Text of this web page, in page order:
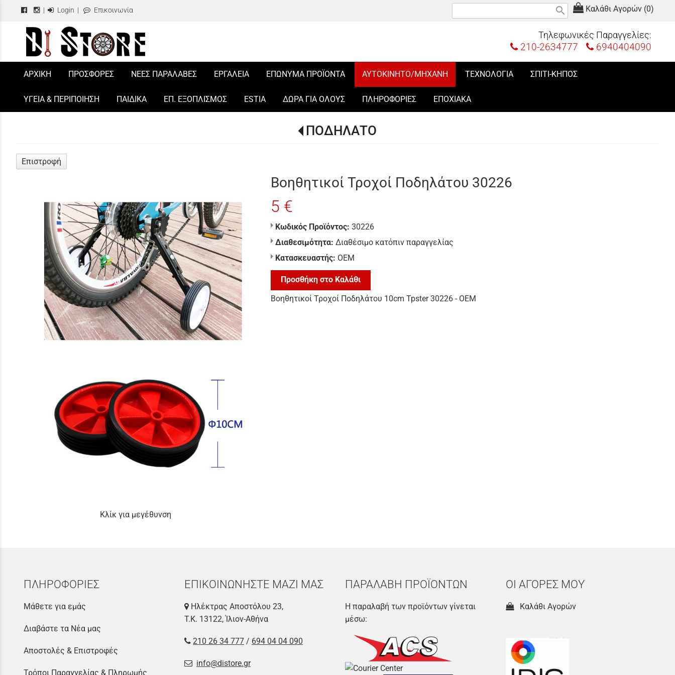
| Login | Επικοινωνία Καλάθι Αγορών (0)
search
Τηλεφωνικές Παραγγελίες:
210-2634777 6940404090
/
ΑΡΧΙΚΗ ΠΡΟΣΦΟΡΕΣ ΝΕΕΣ ΠΑΡΑΛΑΒΕΣ ΕΡΓΑΛΕΙΑ ΕΠΩΝΥΜΑ ΠΡΟΪΟΝΤΑ ΑΥΤΟΚΙΝΗΤΟ/ΜΗΧΑΝΗ ΤΕΧΝΟΛΟΓΙΑ ΣΠΙΤΙ-ΚΗΠΟΣ
ΥΓΕΙΑ & ΠΕΡΙΠΟΙΗΣΗ ΠΑΙΔΙΚΑ ΕΠ. ΕΞΟΠΛΙΣΜΟΣ ESTIA ΔΩΡΑ ΓΙΑ ΟΛΟΥΣ ΠΛΗΡΟΦΟΡΙΕΣ ΕΠΟΧΙΑΚΑ
ΠΟΔΗΛΑΤΟ
Επιστροφή
Κλίκ για μεγέθυνση
Βοηθητικοί Τροχοί Ποδηλάτου 30226
5 €
Κωδικός Προϊόντος: 30226
Διαθεσιμότητα: Διαθέσιμο κατόπιν παραγγελίας
Κατασκευαστής: ΟΕΜ
Προσθήκη στο Καλάθι
Βοηθητικοί Τροχοί Ποδηλάτου 10cm Tpster 30226 - OEM
ΠΛΗΡΟΦΟΡΙΕΣ
Μάθετε για εμάς
Διαβάστε τα Νέα μας
Αποστολές & Επιστροφές
Τρόποι Παραγγελίας & Πληρωμής
ΕΠΙΚΟΙΝΩΝΗΣΤΕ ΜΑΖΙ ΜΑΣ
Ηλέκτρας Αποστόλου 23,
Τ.Κ. 13122, Ίλιον-Αθήνα
210 26 34 777 / 694 04 04 090
info@distore.gr
ΠΑΡΑΛΑΒΗ ΠΡΟΪΟΝΤΩΝ
Η παραλαβή των προϊόντων γίνεται
μέσω:
ΟΙ ΑΓΟΡΕΣ ΜΟΥ
Καλάθι Αγορών